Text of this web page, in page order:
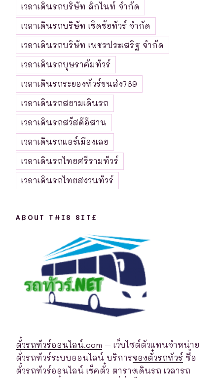
เวลาเดินรถบริษัท ลิกไนท์ จำกัด
เวลาเดินรถบริษัท เชิดชัยทัวร์ จำกัด
เวลาเดินรถบริษัท เพชรประเสริฐ จำกัด
เวลาเดินรถบุษราคัมทัวร์
เวลาเดินรถระยองทัวร์ขนส่ง789
เวลาเดินรถสยามเดินรถ
เวลาเดินรถสวัสดีอีสาน
เวลาเดินรถแอร์เมืองเลย
เวลาเดินรถไทยศรีรามทัวร์
เวลาเดินรถไทยสงวนทัวร์
ABOUT THIS SITE
ตั๋วรถทัวร์ออนไลน์.com – เว็บไซต์ตัวแทนจำหน่าย
ตั่วรถทัวร์ระบบออนไลน์ บริการจองตั๋วรถทัวร์ ซื้อ
ตั๋วรถทัวร์ออนไลน์ เช็คตั๋ว ตารางเดินรถ เวลารถ